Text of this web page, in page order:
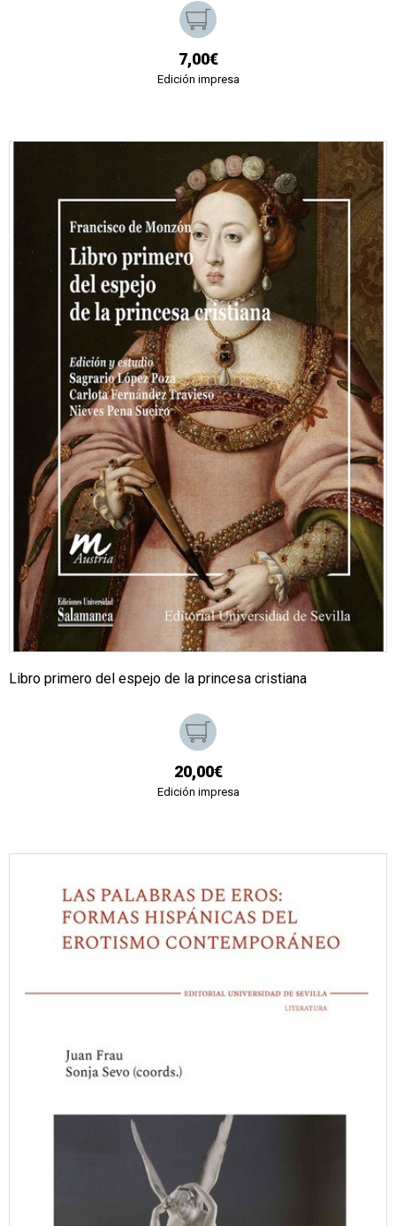
7,00€
Edición impresa
Libro primero del espejo de la princesa cristiana
20,00€
Edición impresa